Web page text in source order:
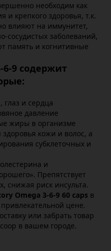
необходим как
и крепкого здоровья, т.к.
влияют на иммунитет,
сосудистых заболеваний,
память и когнитивные
6-9 содержит
и сердца
давление
жиры в организме
кожи и волос, а
субклеточных и
и
Препятствует
снижая риск инсульта.
Omega 3-6-9 60 caps в
цене.
или забрать товар
в вашем городе.